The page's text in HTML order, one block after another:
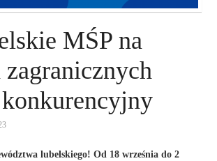
MŚP na
lubelskiego! Od 18 września do 2